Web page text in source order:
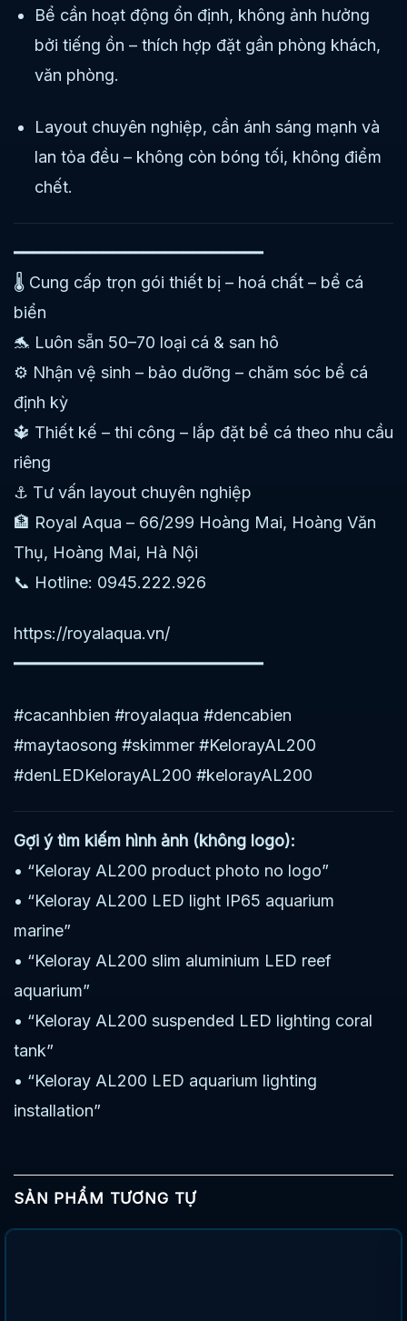
Bể cần hoạt động ổn định, không ảnh hưởng
bởi tiếng ồn – thích hợp đặt gần phòng khách,
văn phòng.
Layout chuyên nghiệp, cần ánh sáng mạnh và
lan tỏa đều – không còn bóng tối, không điểm
chết.
━━━━━━━━━━━━━━━━━━━━━━━━━
🌡️ Cung cấp trọn gói thiết bị – hoá chất – bể cá
biển
🐬 Luôn sẵn 50–70 loại cá & san hô
⚙️ Nhận vệ sinh – bảo dưỡng – chăm sóc bể cá
định kỳ
🔱 Thiết kế – thi công – lắp đặt bể cá theo nhu cầu
riêng
⚓ Tư vấn layout chuyên nghiệp
🏦 Royal Aqua – 66/299 Hoàng Mai, Hoàng Văn
Thụ, Hoàng Mai, Hà Nội
📞 Hotline: 0945.222.926
https://royalaqua.vn/
━━━━━━━━━━━━━━━━━━━━━━━━━
#cacanhbien #royalaqua #dencabien
#maytaosong #skimmer #KelorayAL200
#denLEDKelorayAL200 #kelorayAL200
Gợi ý tìm kiếm hình ảnh (không logo):
• “Keloray AL200 product photo no logo”
• “Keloray AL200 LED light IP65 aquarium
marine”
• “Keloray AL200 slim aluminium LED reef
aquarium”
• “Keloray AL200 suspended LED lighting coral
tank”
• “Keloray AL200 LED aquarium lighting
installation”
SẢN PHẨM TƯƠNG TỰ